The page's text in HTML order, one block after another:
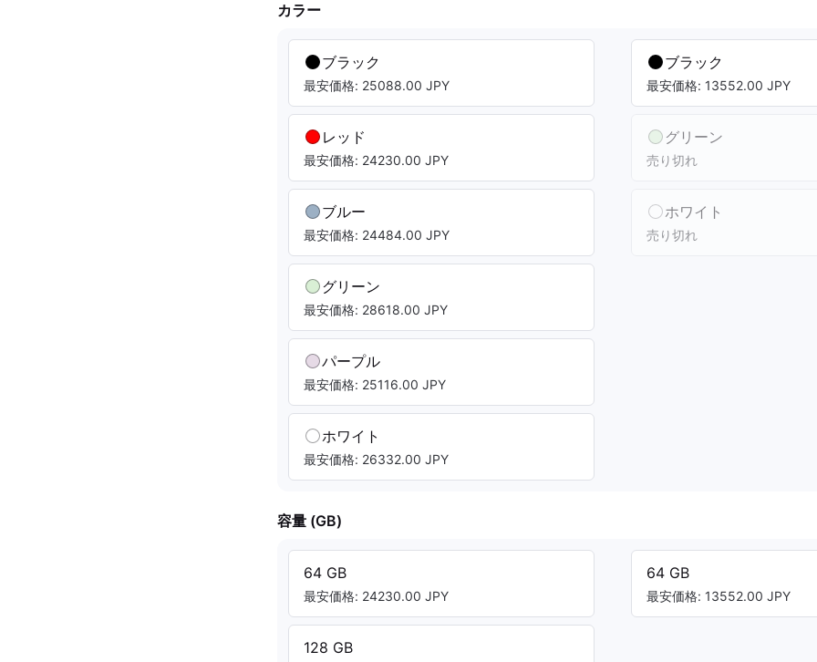
カラー
ブラック
最安価格: 25088.00 JPY
レッド
最安価格: 24230.00 JPY
ブルー
最安価格: 24484.00 JPY
グリーン
最安価格: 28618.00 JPY
パープル
最安価格: 25116.00 JPY
ホワイト
最安価格: 26332.00 JPY
ブラック
最安価格: 13552.00 JPY
グリーン
売り切れ
ホワイト
売り切れ
容量 (GB)
64 GB
最安価格: 24230.00 JPY
128 GB
64 GB
最安価格: 13552.00 JPY